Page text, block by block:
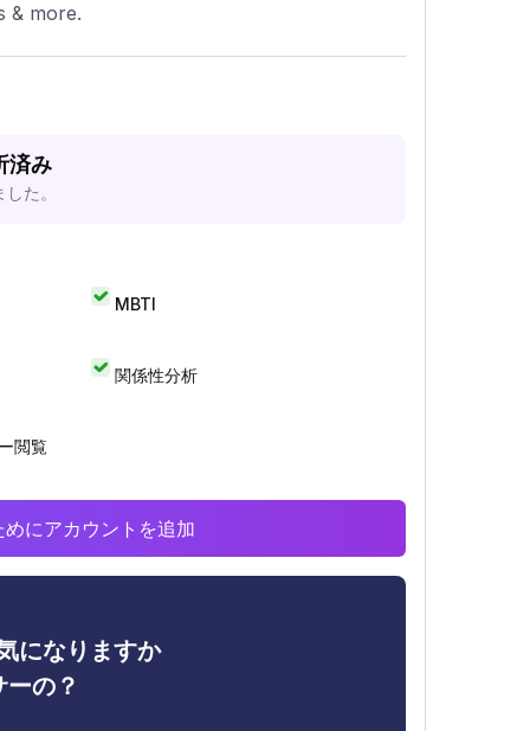
& more.
済み
た。
MBTI
関係性分析
閲覧
にアカウントを追加
になりますか
の？